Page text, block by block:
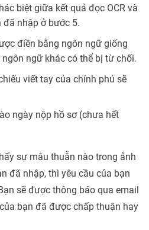
biệt giữa kết quả đọc OCR và
nhập ở bước 5.
điền bằng ngôn ngữ giống
ngữ khác có thể bị từ chối.
viết tay của chính phủ sẽ
ngày nộp hồ sơ (chưa hết
sự mâu thuẫn nào trong ảnh
đã nhập, thì yêu cầu của bạn
sẽ được thông báo qua email
bạn đã được chấp thuận hay